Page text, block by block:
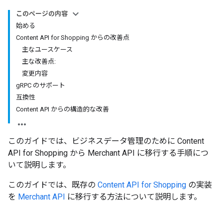
このページの内容
始める
Content API for Shopping からの改善点
主なユースケース
主な改善点:
変更内容
gRPC のサポート
互換性
Content API からの構造的な改善
このガイドでは、ビジネスデータ管理のために Content
API for Shopping から Merchant API に移行する手順につ
いて説明します。
このガイドでは、既存の Content API for Shopping の実装
を Merchant API に移行する方法について説明します。